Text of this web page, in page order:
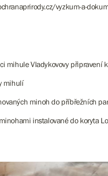
vyzkum-a-
mihule Vladykovovy připravení
mihulí
minoh do příbřežních
instalované do koryta